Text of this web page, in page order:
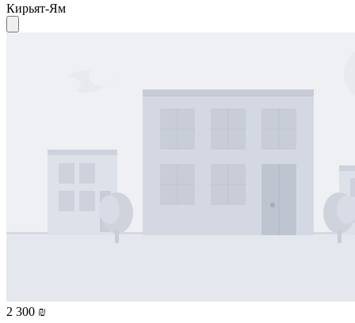
Кирьят-Ям
2 300 ₪